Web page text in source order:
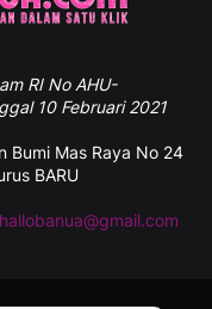
RI No AHU-
10 Februari 2021
Bumi Mas Raya No 24
BARU